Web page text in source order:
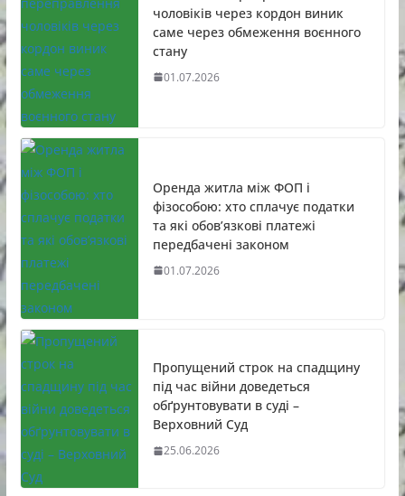
чоловіків через кордон виник
саме через обмеження воєнного
стану
01.07.2026
Оренда житла між ФОП і
фізособою: хто сплачує податки
та які обов’язкові платежі
передбачені законом
01.07.2026
Пропущений строк на спадщину
під час війни доведеться
обґрунтовувати в суді –
Верховний Суд
25.06.2026